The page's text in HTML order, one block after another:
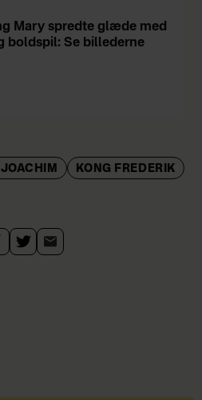
Mary spredte glæde med
boldspil: Se billederne
KONG FREDERIK